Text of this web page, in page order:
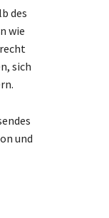
des
wie
sich
und